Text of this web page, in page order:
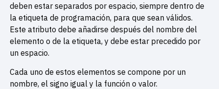
deben estar separados por espacio, siempre dentro de
la etiqueta de programación, para que sean válidos.
Este atributo debe añadirse después del nombre del
elemento o de la etiqueta, y debe estar precedido por
un espacio.
Cada uno de estos elementos se compone por un
nombre, el signo igual y la función o valor.